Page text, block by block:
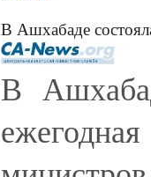
В Ашхабаде состоялась V
В